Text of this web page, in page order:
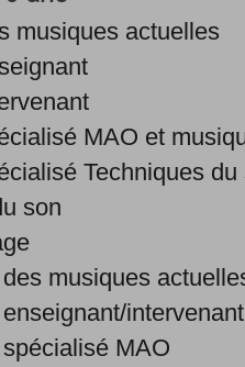
musiques actuelles
MAO et
Techniques du
son
musiques
intervenant
MAO